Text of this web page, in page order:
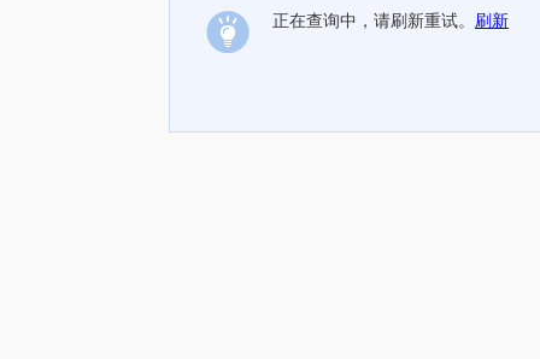
正在查询中，请刷新重试。 刷新